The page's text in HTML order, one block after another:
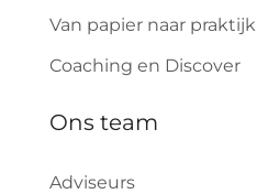
Van papier naar praktijk
Coaching en Discover
Ons team
Adviseurs